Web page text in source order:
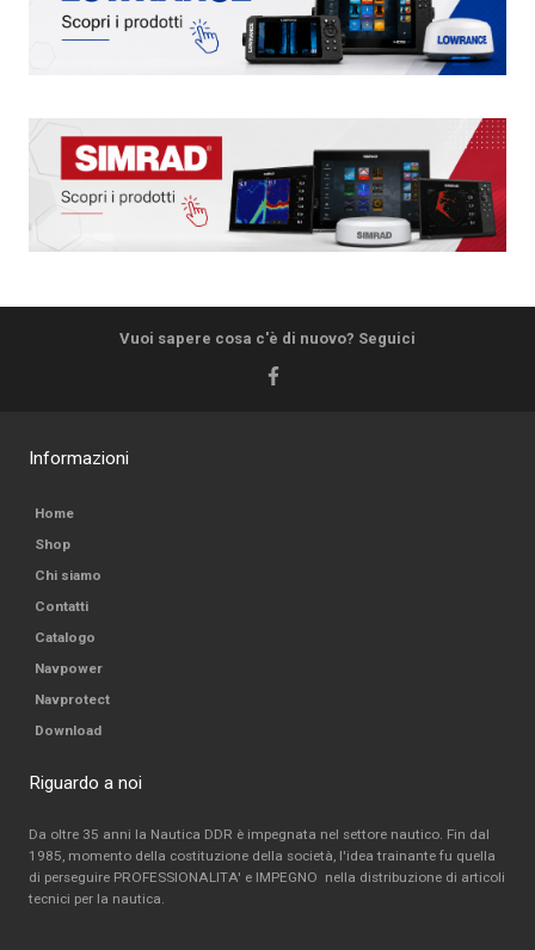
Vuoi sapere cosa c'è di nuovo? Seguici
Informazioni
Home
Shop
Chi siamo
Contatti
Catalogo
Navpower
Navprotect
Download
Riguardo a noi
Da oltre 35 anni la Nautica DDR è impegnata nel settore nautico. Fin dal
1985, momento della costituzione della società, l'idea trainante fu quella
di perseguire PROFESSIONALITA' e IMPEGNO nella distribuzione di articoli
tecnici per la nautica.